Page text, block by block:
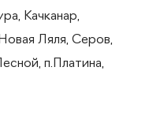
Качканар,
Ляля, Серов,
п.Платина,